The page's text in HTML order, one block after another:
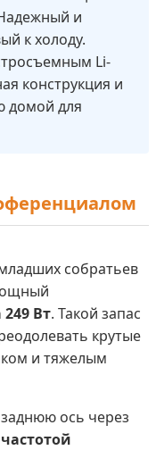
и
к холоду.
Li-
конструкция и
домой для
собратьев
Вт. Такой запас
крутые
и тяжелым
ось через